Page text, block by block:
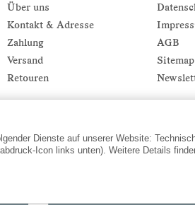
Über uns
Kontakt & Adresse
Zahlung
Versand
Retouren
AGB
Sitemap
Dienste auf unserer Website:
Icon links unten). Weitere Details